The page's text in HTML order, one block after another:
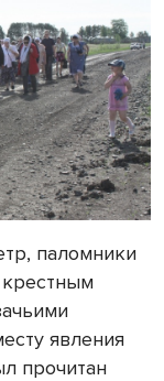
паломники
явления
прочитан